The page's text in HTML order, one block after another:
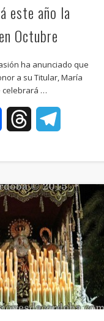
este año la
Octubre
ha anunciado que
a su Titular, María
celebrará …
FacebookThreads